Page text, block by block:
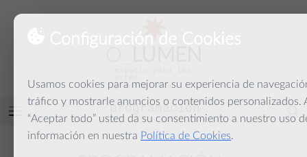
Configuración de Cookies
Usamos cookies para mejorar su experiencia de
tráfico y mostrarle anuncios o contenidos personalizados.
“Aceptar todo” usted da su consentimiento a nuestro uso
información en nuestra Política de Cookies.
y la palabra
Abrir
programación